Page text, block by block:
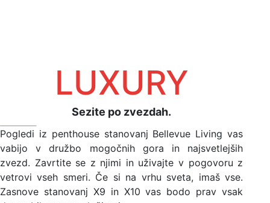
LUXURY
Sezite po zvezdah.
Pogledi iz penthouse stanovanj Bellevue Living vas
vabijo v družbo mogočnih gora in najsvetlejših
zvezd. Zavrtite se z njimi in uživajte v pogovoru z
vetrovi vseh smeri. Če si na vrhu sveta, imaš vse.
Zasnove stanovanj X9 in X10 vas bodo prav vsak